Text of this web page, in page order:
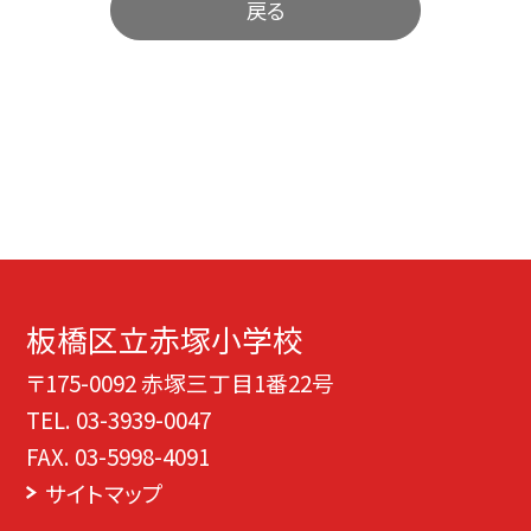
戻る
板橋区立赤塚小学校
〒175-0092 赤塚三丁目1番22号
TEL. 03-3939-0047
FAX. 03-5998-4091
サイトマップ